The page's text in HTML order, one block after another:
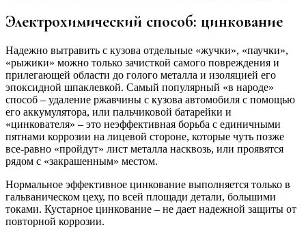
Электрохимический способ: цинкование
Надежно вытравить с кузова отдельные «жучки», «паучки»,
«рыжики» можно только зачисткой самого повреждения и
прилегающей области до голого металла и изоляцией его
эпоксидной шпаклевкой. Самый популярный «в народе»
способ – удаление ржавчины с кузова автомобиля с помощью
его аккумулятора, или пальчиковой батарейки и
«цинкователя» – это неэффективная борьба с единичными
пятнами коррозии на лицевой стороне, которые чуть позже
все-равно «пройдут» лист металла насквозь, или проявятся
рядом с «закрашенным» местом.
Нормальное эффективное цинкование выполняется только в
гальваническом цеху, по всей площади детали, большими
токами. Кустарное цинкование – не дает надежной защиты от
повторной коррозии.